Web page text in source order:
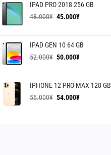
60.000¥.là:
55.000¥.
IPAD PRO 2018 256 GB
48.000¥ Giá
48.000¥.
45.000¥Giá
là:
45.000¥.
IPAD GEN 10 64 GB
52.000¥ Giá
52.000¥.
50.000¥Giá
là:
50.000¥.
IPHONE 12 PRO MAX 128 GB
56.000¥ Giá
54.000¥Giá